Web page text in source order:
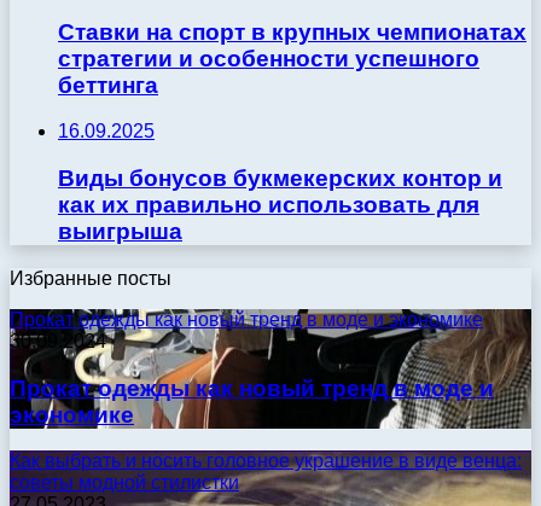
Ставки на спорт в крупных чемпионатах
стратегии и особенности успешного
беттинга
16.09.2025
Виды бонусов букмекерских контор и
как их правильно использовать для
выигрыша
Избранные посты
Прокат одежды как новый тренд в моде и экономике
30.09.2024
Прокат одежды как новый тренд в моде и
экономике
Как выбрать и носить головное украшение в виде венца:
советы модной стилистки